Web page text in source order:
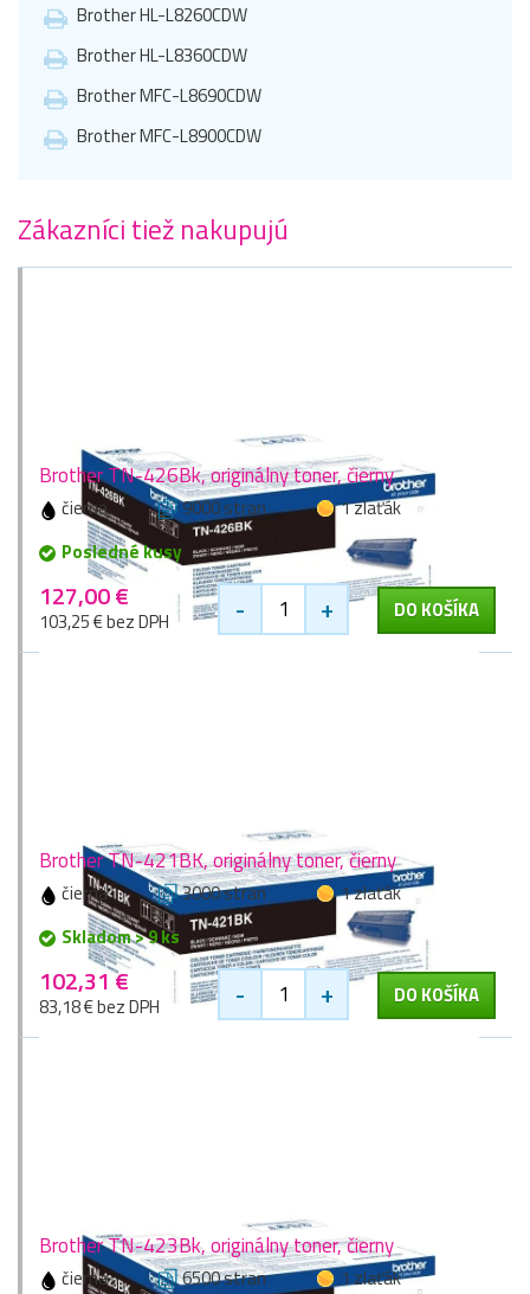
Brother HL-L8260CDW
Brother HL-L8360CDW
Brother MFC-L8690CDW
Brother MFC-L8900CDW
Zákazníci tiež nakupujú
Brother TN-426Bk, originálny toner, čierny
čierna 9000 stran
1 zlaťák
Posledné kusy
127,00 €
103,25 € bez DPH - + DO KOŠÍKA
Brother TN-421BK, originálny toner, čierny
čierna 3000 stran
1 zlaťák
Skladom > 9 ks
102,31 €
83,18 € bez DPH - + DO KOŠÍKA
Brother TN-423Bk, originálny toner, čierny
čierna 6500 stran
1 zlaťák